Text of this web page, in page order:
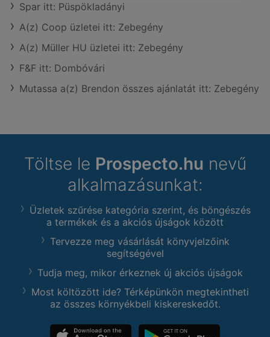
Spar itt: Püspökladányi
A(z) Coop üzletei itt: Zebegény
A(z) Müller HU üzletei itt: Zebegény
F&F itt: Dombóvári
Mutassa a(z) Brendon összes ajánlatát itt: Zebegény
Töltse le Prospecto.hu nevű
alkalmazásunkat:
Üzletek szűrése kategória szerint, és böngészés
a termékek és a akciós újságok között
Tervezze meg vásárlását könyvjelzőink
segítségével
Tudja meg, mikor érkeznek új akciós újságok
Most költözött ide? Térképünkön megtekintheti
az összes környékbeli kiskereskedőt.